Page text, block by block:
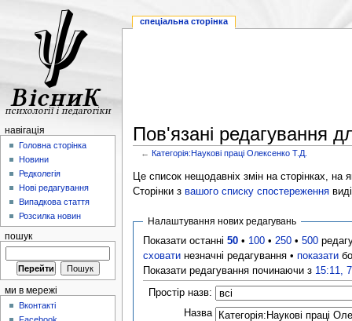
Пов'язані редагування
←Категорія:Наукові праці Олексенко Т.Д.
Це список нещодавніх змін на сторінках, на
Сторінки з вашого списку спостереження
Налаштування нових редагувань
Показати останні50 • 100 • 250 •500
сховати незначні редагування •показати
Показати редагування починаючи з 15:11,
Простір назв:
Назва
спеціальна сторінка
навігація
Головна сторінка
Новини
Редколегія
Нові редагування
Випадкова стаття
Розсилка новин
пошук
ми в мережі
Вконтакті